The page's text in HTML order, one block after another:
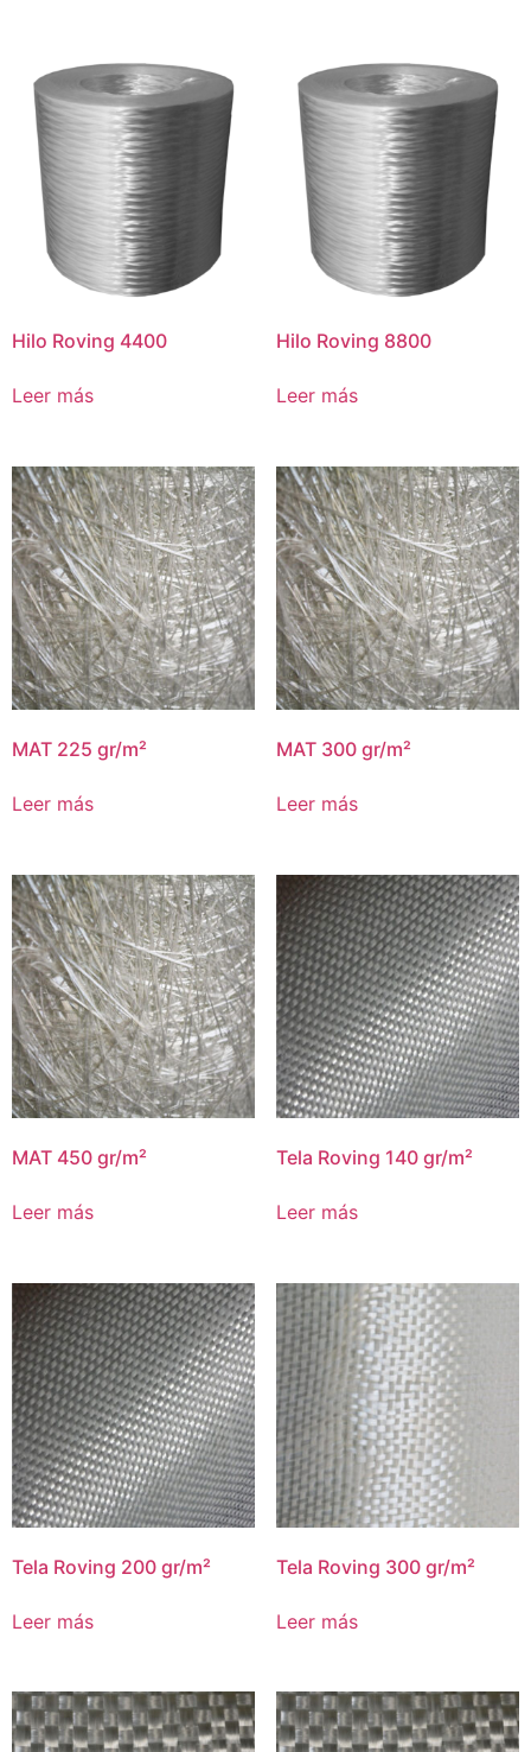
Hilo Roving 4400
Leer más
Hilo Roving 8800
Leer más
MAT 225 gr/m²
Leer más
MAT 300 gr/m²
Leer más
MAT 450 gr/m²
Leer más
Tela Roving 140 gr/m²
Leer más
Tela Roving 200 gr/m²
Leer más
Tela Roving 300 gr/m²
Leer más